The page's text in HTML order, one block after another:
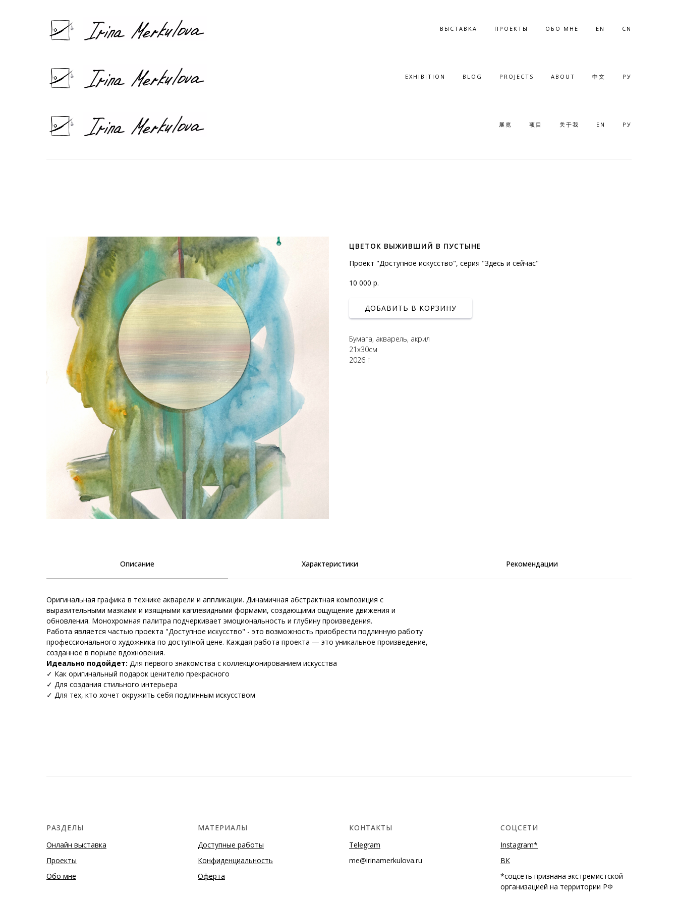
ВЫСТАВКА ПРОЕКТЫ ОБО МНЕ EN CN
EXHIBITION BLOG PROJECTS ABOUT 中文 РУ
展览 项目 关于我 EN РУ
ЦВЕТОК ВЫЖИВШИЙ В ПУСТЫНЕ
Проект "Доступное искусство", серия "Здесь и сейчас"
10 000 р.
ДОБАВИТЬ В КОРЗИНУ
Бумага, акварель, акрил
21х30см
2026 г
Описание Характеристики Рекомендации
Оригинальная графика в технике акварели и аппликации. Динамичная абстрактная композиция с
выразительными мазками и изящными каплевидными формами, создающими ощущение движения и
обновления. Монохромная палитра подчеркивает эмоциональность и глубину произведения.
Работа является частью проекта "Доступное искусство" - это возможность приобрести подлинную работу
профессионального художника по доступной цене. Каждая работа проекта — это уникальное произведение,
созданное в порыве вдохновения.
Идеально подойдет: Для первого знакомства с коллекционированием искусства
✓ Как оригинальный подарок ценителю прекрасного
✓ Для создания стильного интерьера
✓ Для тех, кто хочет окружить себя подлинным искусством
РАЗДЕЛЫ
Онлайн выставка
Проекты
Обо мне
МАТЕРИАЛЫ
Доступные работы
Конфиденциальность
Оферта
КОНТАКТЫ
Telegram
me@irinamerkulova.ru
СОЦСЕТИ
Instagram*
ВК
*соцсеть признана экстремистской
организацией на территории РФ